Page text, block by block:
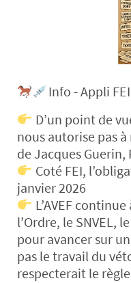
Info - Appli FEI
D’un point de
nous autorise pas
de Jacques
Coté FEI,
janvier 2026
L’AVEF
l’Ordre, le SNVEL,
pour avancer sur
pas le travail du
respecterait le